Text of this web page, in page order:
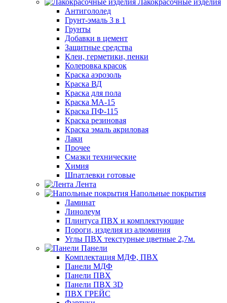
Лакокрасочные изделия
Антигололед
Грунт-эмаль 3 в 1
Грунты
Добавки в цемент
Защитные средства
Клеи, герметики, пенки
Колеровка красок
Краска аэрозоль
Краска ВД
Краска для пола
Краска МА-15
Краска ПФ-115
Краска резиновая
Краска эмаль акриловая
Лаки
Прочее
Смазки технические
Химия
Шпатлевки готовые
Лента
Напольные покрытия
Ламинат
Линолеум
Плинтуса ПВХ и комплектующие
Пороги, изделия из алюминия
Углы ПВХ текстурные цветные 2,7м.
Панели
Комплектация МДФ, ПВХ
Панели МДФ
Панели ПВХ
Панели ПВХ 3D
ПВХ ГРЕЙС